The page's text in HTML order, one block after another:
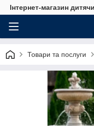
Інтернет-магазин
Товари та послуги